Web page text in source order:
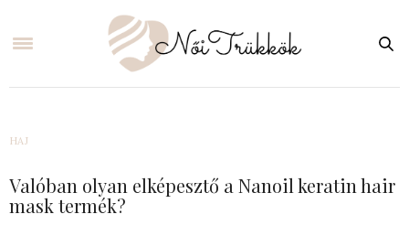
HAJ
Valóban olyan elképesztő a Nanoil keratin hair
mask termék?